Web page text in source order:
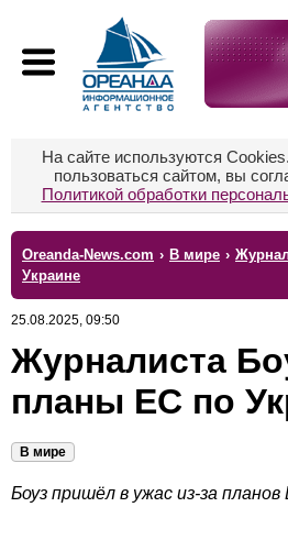
На сайте используются
пользоваться сайтом, вы
Политикой обработки
Oreanda-News.com › В мире ›
Украине
25.08.2025, 09:50
Журналиста
планы ЕС по
В мире
Боуз пришёл в ужас из-за планов